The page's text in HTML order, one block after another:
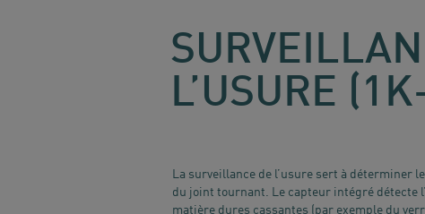
L’USURE
La surveillance de l’usure sert à déterminer
du joint tournant. Le capteur intégré détecte
matière dures cassantes (par exemple du